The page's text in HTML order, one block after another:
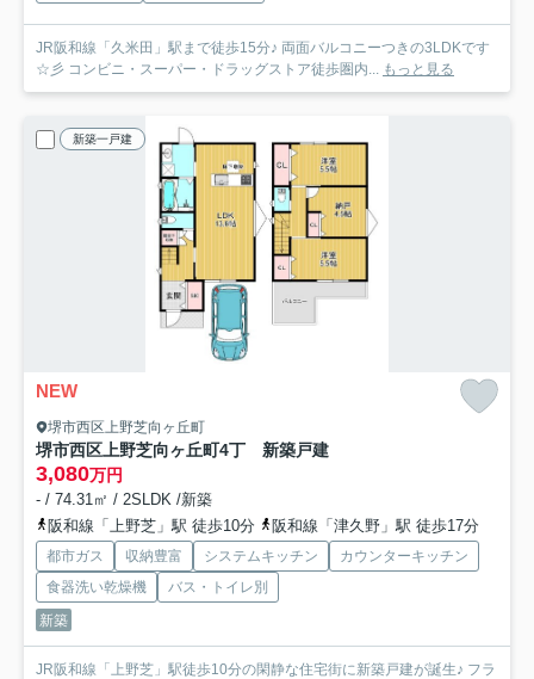
JR阪和線「久米田」駅まで徒歩15分♪ 両面バルコニーつきの3LDKです
☆彡 コンビニ・スーパー・ドラッグストア徒歩圏内... もっと見る
新築一戸建
NEW
堺市西区上野芝向ヶ丘町
堺市西区上野芝向ヶ丘町4丁 新築戸建
3,080万円
- / 74.31㎡ / 2SLDK /新築
阪和線「上野芝」駅 徒歩10分
阪和線「津久野」駅 徒歩17分
都市ガス 収納豊富 システムキッチン
カウンターキッチン
食器洗い乾燥機
バス・トイレ別
新築
JR阪和線「上野芝」駅徒歩10分の閑静な住宅街に新築戸建が誕生♪ フラ